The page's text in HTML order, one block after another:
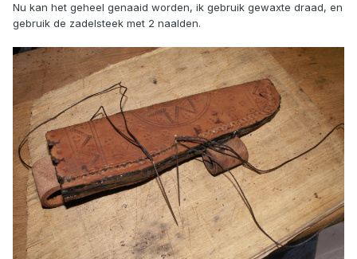
Nu kan het geheel genaaid worden, ik gebruik gewaxte draad, en
gebruik de zadelsteek met 2 naalden.